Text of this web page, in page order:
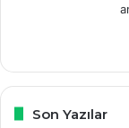
Son Yazılar